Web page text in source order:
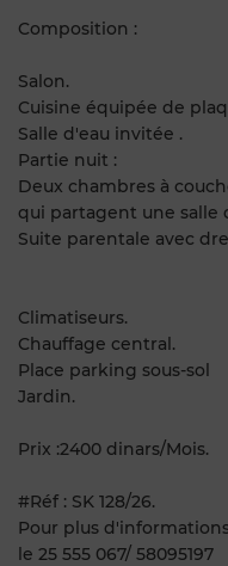
Composition :
Salon.
Cuisine équipée de
Salle d'eau invitée .
Partie nuit :
Deux chambres à
qui partagent une salle
Suite parentale avec
Climatiseurs.
Chauffage central.
Place parking sous-sol
Jardin.
Prix :2400 dinars/Mois.
#Réf : SK 128/26.
Pour plus
le 25 555 067/ 58095197